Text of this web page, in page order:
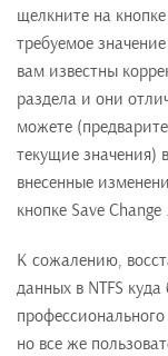
щелкните на
требуемое
вам известны
раздела и они
можете
текущие значения)
внесенные
кнопке Save Change .
К сожалению,
данных в NTFS
но все же